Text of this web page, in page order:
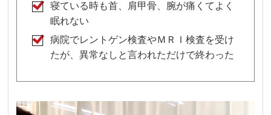
寝ている時も首、肩甲骨、腕が痛くてよく
眠れない
病院でレントゲン検査やＭＲＩ検査を受け
たが、異常なしと言われただけで終わった